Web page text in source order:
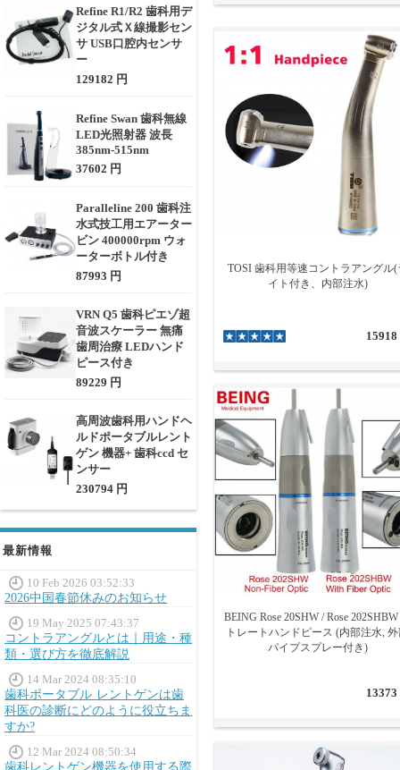
Refine R1/R2 歯科用デ
ジタル式Ｘ線撮影セン
サ USB口腔内センサ
ー
129182 円
Refine Swan 歯科無線
LED光照射器 波長
385nm-515nm
37602 円
Paralleline 200 歯科注
水式技工用エアーター
ビン 400000rpm ウォ
ーターボトル付き
87993 円
VRN Q5 歯科ピエゾ超
音波スケーラー 無痛
歯周治療 LEDハンド
ピース付き
89229 円
高周波歯科用ハンドヘ
ルドポータブルレント
ゲン 機器+ 歯科ccd セ
ンサー
230794 円
最新情報
10 Feb 2026 03:52:33
2026中国春節休みのお知らせ
19 May 2025 07:43:37
コントラアングルとは｜用途・種
類・選び方を徹底解説
14 Mar 2024 08:35:10
歯科ポータブル レントゲンは歯
科医の診断にどのように役立ちま
すか?
12 Mar 2024 08:50:34
歯科レントゲン機器を使用する際
TOSI 歯科用等速コントラアングル(
イト付き、内部注水)
15918
BEING Rose 20SHW / Rose
トレートハンドピース (内部注水,
パイプスプレー付き)
13373